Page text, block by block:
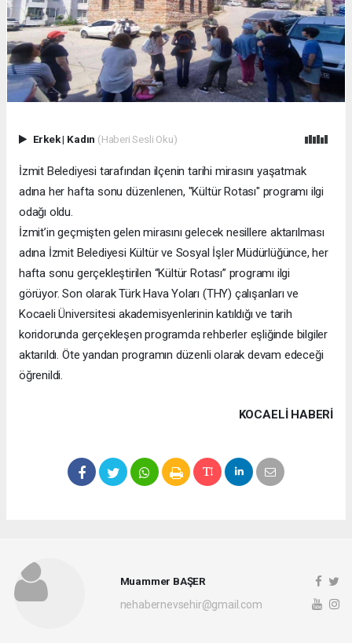
Erkek| Kadın (Haberi Sesli Oku)
İzmit Belediyesi tarafından ilçenin tarihi mirasını yaşatmak
adına her hafta sonu düzenlenen, "Kültür Rotası" programı ilgi
odağı oldu.
İzmit’in geçmişten gelen mirasını gelecek nesillere aktarılması
adına İzmit Belediyesi Kültür ve Sosyal İşler Müdürlüğünce, her
hafta sonu gerçekleştirilen “Kültür Rotası” programı ilgi
görüyor. Son olarak Türk Hava Yoları (THY) çalışanları ve
Kocaeli Üniversitesi akademisyenlerinin katıldığı ve tarih
koridorunda gerçekleşen programda rehberler eşliğinde bilgiler
aktarıldı. Öte yandan programın düzenli olarak devam edeceği
öğrenildi.
KOCAELI HABERİ
Muammer BAŞER
nehabernevsehir@gmail.com